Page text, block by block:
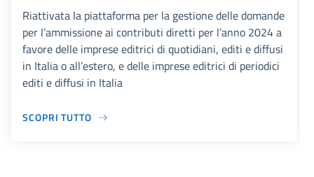
Riattivata la piattaforma per la gestione delle domande
per l’ammissione ai contributi diretti per l’anno 2024 a
favore delle imprese editrici di quotidiani, editi e diffusi
in Italia o all’estero, e delle imprese editrici di periodici
editi e diffusi in Italia
SCOPRI TUTTO